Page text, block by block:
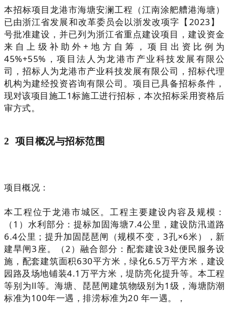
本招标项目龙港市海塘安澜工程（江南涂舥艚港海塘）
已由浙江省发展和改革委员会以浙发改项字【2023】
号批准建设，并已列为浙江省重点建设项目，建设资金
来自上级补助外+地方自筹，项目出资比例为
45%+55%，项目法人为龙港市产业科技发展有限公
司，招标人为龙港市产业科技发展有限公司，招标代理
机构为建经投资咨询有限公司。项目已具备招标条件，
现对该项目施工1标施工进行招标，本次招标采用资格后
审方式。
2 项目概况与招标范围
项目概况：
本工程位于龙港市城区。工程主要建设内容及规模：
（1）水利部分：提标加固海塘7.4公里，建设防汛道路
6.4公里；提升加固琵琶闸（规模不变，3孔×6米），新
建旱闸3座。（2）融合部分：配套建设3处便民服务设
施，配套建筑面积630平方米，绿化6.5万平方米，建设
园路及场地铺装4.1万平方米，堤防亮化提升等。本工程
等别为Ⅱ等。海塘、琵琶闸建筑物级别为1级，海塘防潮
标准为100年一遇，排涝标准为20 年一遇。，